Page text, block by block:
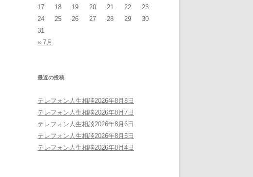
17
18 19 20 21 22
23
24
25 26 27 28 29
30
31
« 7月
最近の投稿
テレフォン人生相談2026年8月8日
テレフォン人生相談2026年8月7日
テレフォン人生相談2026年8月6日
テレフォン人生相談2026年8月5日
テレフォン人生相談2026年8月4日